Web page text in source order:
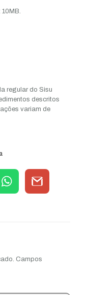
regular do Sisu
descritos
variam de
Campos